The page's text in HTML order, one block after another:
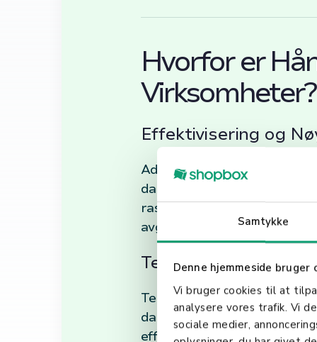
Samtykke
Denne hjemmeside bruger
Vi bruger cookies til at
analysere vores trafik. Vi
sociale medier,
Hvorfor er
Virksomheter?
Effektivisering og
Adopsjon av
datainnsamlingens
raskere prosesser og mer
avgjørende, som i
Teknologisk
Teknologiske fremskritt
datalagringskapasitet, og
effektivitet. Den økende